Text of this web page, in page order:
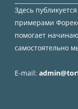
Здесь
примерами
помогает
самостоятельно
E-mail: